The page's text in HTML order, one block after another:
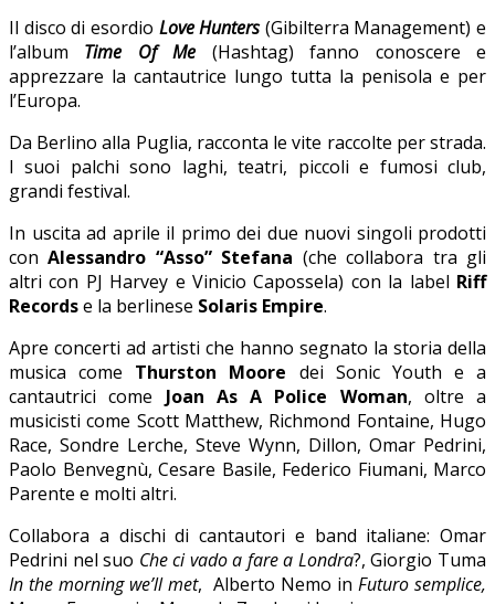
Il disco di esordio Love Hunters(Gibilterra Management) e
l’album
Time Of Me (Hashtag) fanno conoscere e
apprezzare la cantautrice lungo tutta la penisola e per
l’Europa.
Da Berlino alla Puglia, racconta le vite raccolte per strada.
I suoi palchi sono laghi, teatri, piccoli e fumosi club,
grandi festival.
In uscita ad aprile il primo dei due nuovi singoli prodotti
con Alessandro “Asso” Stefana (che collabora tra gli
altri con PJ Harvey e Vinicio Capossela) con la label Riff
Recordse la berlinese Solaris Empire.
Apre concerti ad artisti che hanno segnato la storia della
musica come Thurston Moore dei Sonic Youth e a
cantautrici come Joan As A Police Woman, oltre a
musicisti come Scott Matthew, Richmond Fontaine, Hugo
Race, Sondre Lerche, Steve Wynn, Dillon, Omar Pedrini,
Paolo Benvegnù, Cesare Basile, Federico Fiumani, Marco
Parente e molti altri.
Collabora a dischi di cantautori e band italiane: Omar
Pedrini nel suo Che ci vado a fare a Londra?, Giorgio Tuma
In the morning we’ll met, Alberto Nemo in Futuro semplice,